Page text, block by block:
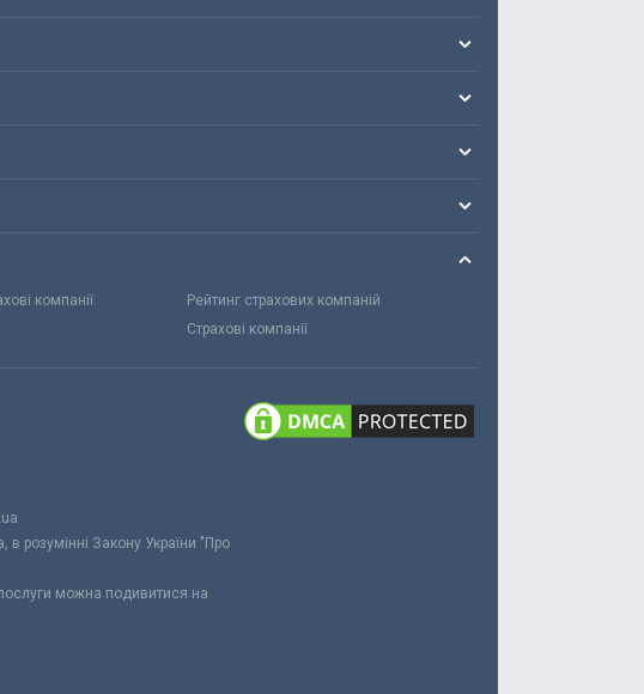
компанії
Рейтинг страхових компаній
Страхові компанії
розумінні Закону України "Про
можна подивитися на